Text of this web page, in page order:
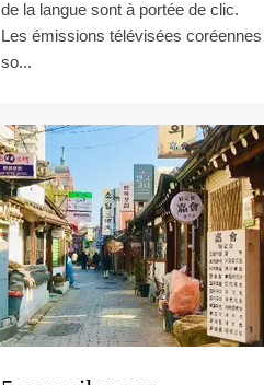
de la langue sont à portée de clic.
Les émissions télévisées coréennes
so...